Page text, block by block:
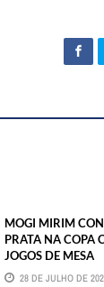
MOGI MIRIM
PRATA NA COPA
JOGOS DE MESA
28 DE JULHO DE